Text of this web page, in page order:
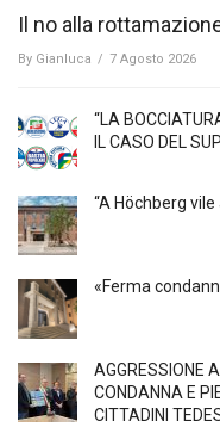
Il no alla
By Gianluca / 7 Agosto 2026
“LA
IL CASO DEL
“A Höchberg
«Ferma
AGGRESSIONE
CONDANNA E
CITTADINI